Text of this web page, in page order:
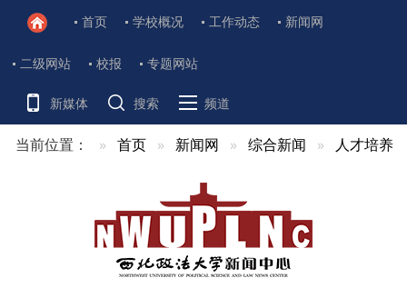
首页 学校概况 工作动态 新闻网
二级网站 校报 专题网站
新媒体 搜索 频道
当前位置： 首页 新闻网 综合新闻 人才培养